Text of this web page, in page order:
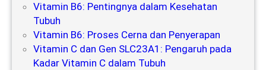
Vitamin B6: Pentingnya dalam Kesehatan
Tubuh
Vitamin B6: Proses Cerna dan Penyerapan
Vitamin C dan Gen SLC23A1: Pengaruh pada
Kadar Vitamin C dalam Tubuh